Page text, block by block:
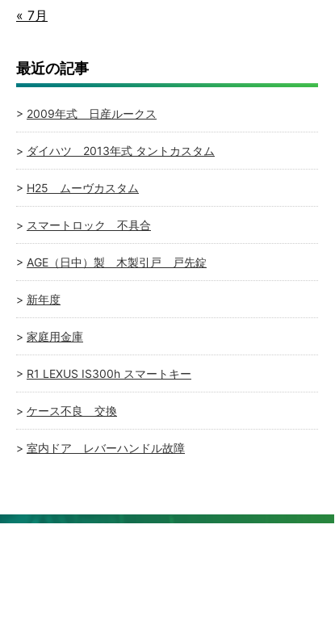
« 7月
最近の記事
2009年式 日産ルークス
ダイハツ 2013年式 タントカスタム
H25 ムーヴカスタム
スマートロック 不具合
AGE（日中）製 木製引戸 戸先錠
新年度
家庭用金庫
R1 LEXUS IS300h スマートキー
ケース不良 交換
室内ドア レバーハンドル故障